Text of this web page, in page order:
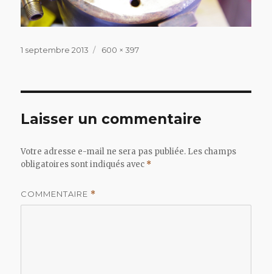
Publié
1 septembre 2013
Taille
600 × 397
Laisser un commentaire
Votre adresse e-mail ne sera pas publiée. Les champs
obligatoires sont indiqués avec *
COMMENTAIRE *